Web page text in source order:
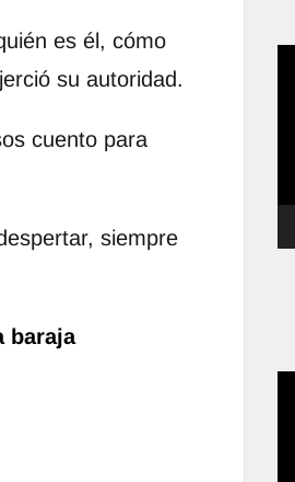
es él, cómo
su autoridad.
cuento para
siempre
baraja